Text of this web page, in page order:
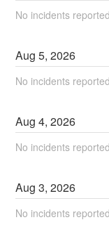
No incidents
Aug5,2026
No incidents
Aug4,2026
No incidents
Aug3,2026
No incidents